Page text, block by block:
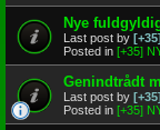
Nye
Last post by
Posted in [+35]
Genindtrådt
Last post by
Posted in [+35]